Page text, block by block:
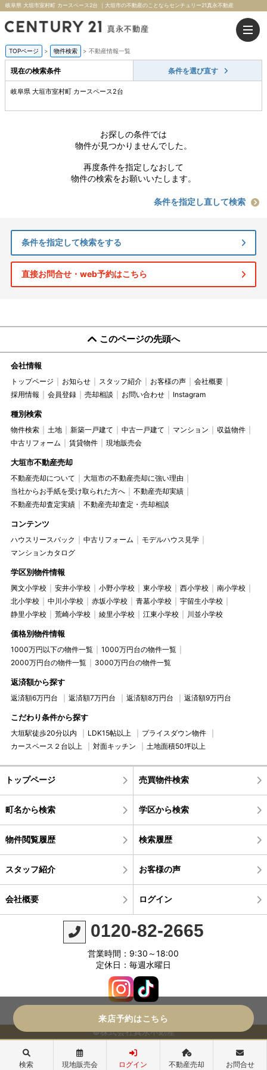
岐阜県 大垣市室村町 カースペース2台 ｜大垣市の不動産のことならセンチュリー21真永不動産
TOPページ > 物件検索 > 不動産情報一覧
現在の検索条件 条件を選び直す
岐阜県 大垣市室村町 カースペース2台
お探しの条件では
物件が見つかりませんでした。
再度条件を指定しなおして
物件の検索をお願いいたします。
条件を指定し直して検索
条件を指定して検索をする
直接お問合せ・web予約はこちら
このページの先頭へ
会社情報
トップページ お知らせ スタッフ紹介 お客様の声
会社概要
採用情報
会員登録 売却相談 お問い合わせ Instagram
種別検索
物件検索 土地 新築一戸建て 中古一戸建て マンション
収益物件
中古リフォーム
賃貸物件 現地販売会
大垣市不動産売却
不動産売却について
大垣市の不動産売却に強い理由
当社からお手紙を受け取られた方へ
不動産売却実績
不動産売却査定実績
不動産売却査定・売却相談
コンテンツ
ハウスリースバック 中古リフォーム
モデルハウス見学
マンションカタログ
学区別物件情報
興文小学校 安井小学校 小野小学校 東小学校 西小学校
南小学校
北小学校
中川小学校 赤坂小学校 青墓小学校
宇留生小学校
静里小学校
荒崎小学校 綾里小学校 江東小学校 川並小学校
価格別物件情報
1000万円以下の物件一覧
1000万円台の物件一覧
2000万円台の物件一覧
3000万円台の物件一覧
返済額から探す
返済額6万円台 返済額7万円台 返済額8万円台 返済額9万円台
こだわり条件から探す
大垣駅徒歩20分以内 LDK15帖以上
プライスダウン物件
カースペース２台以上
対面キッチン 土地面積50坪以上
トップページ 売買物件検索
町名から検索 学区から検索
物件閲覧履歴 検索履歴
スタッフ紹介 お客様の声
会社概要 ログイン
0120-82-2665
営業時間：9:30～18:00
定休日：毎週水曜日
©株式会社真永不動産
来店予約はこちら
検索 現地販売会 ログイン 不動産売却 お問合せ